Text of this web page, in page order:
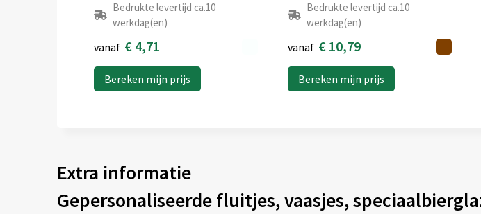
Bedrukte levertijd ca.10
werkdag(en)
vanaf € 4,71
Bereken mijn prijs
Bedrukte levertijd ca.10
werkdag(en)
vanaf € 10,79
Bereken mijn prijs
Extra informatie
Gepersonaliseerde fluitjes, vaasjes,